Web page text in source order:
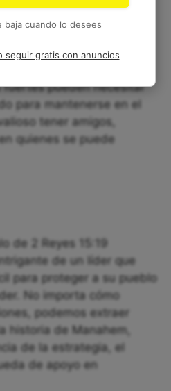
la importancia de
fuertes pueden necesitar
para mantenerse en el
tener amigos,
quienes se puede
de 2 Reyes 15:19
de un líder que
para proteger a su pueblo
No importa cómo
podemos extraer
historia de Manahem,
de la estrategia, el
de apoyo en
baja cuando lo desees
seguir gratis con anuncios